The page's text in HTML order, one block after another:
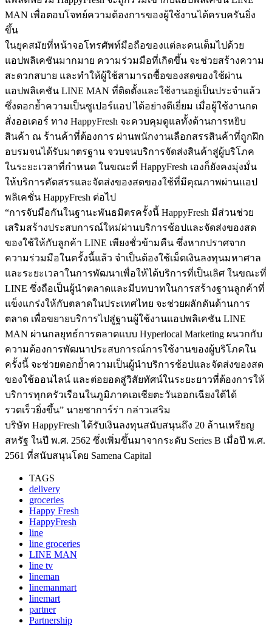
MAN เพื่อตอบโจทย์ความต้องการของผู้ใช้งานได้ครบครันยิ่ง
ขึ้น
ในยุคสมัยที่หน้าจอโทรศัพท์มือถือของแต่ละคนเต็มไปด้วย
แอปพลิเคชันมากมาย ความร่วมมือที่เกิดขึ้น จะช่วยสร้างความ
สะดวกสบาย และทำให้ผู้ใช้สามารถซื้อของสดของใช้ผ่าน
แอปพลิเคชัน LINE MAN ที่ติดตั้งและใช้งานอยู่เป็นประจำแล้ว
ซึ่งตอกย้ำความเป็นซูเปอร์แอป ได้อย่างดีเยี่ยม เมื่อผู้ใช้งานกด
สั่งออเดอร์ ทาง HappyFresh จะควบคุมดูแลทั้งด้านการหยิบ
สินค้า ณ ร้านค้าที่ต้องการ ผ่านพนักงานเลือกสรรสินค้าที่ถูกฝึก
อบรมจนได้รับมาตรฐาน จวบจนบริการจัดส่งสินค้าสู่ผู้บริโภค
ในระยะเวลาที่กำหนด ในขณะที่ HappyFresh เองก็ยังคงมุ่งมั่น
ให้บริการคัดสรรและจัดส่งของสดของใช้ที่มีคุณภาพผ่านแอป
พลิเคชั่น HappyFresh ต่อไป
“การจับมือกันในฐานะพันธมิตรครั้งนี้ HappyFresh มีส่วนช่วย
เสริมสร้างประสบการณ์ใหม่ผ่านบริการช้อปและจัดส่งของสด
ของใช้ให้กับลูกค้า LINE เพียงชั่วข้ามคืน ซึ่งหากปราศจาก
ความร่วมมือในครั้งนี้แล้ว จำเป็นต้องใช้เม็ดเงินลงทุนมหาศาล
และระยะเวลาในการพัฒนาเพื่อให้ได้บริการที่เป็นเลิศ ในขณะที่
LINE ซึ่งถือเป็นผู้นำตลาดและมีบทบาทในการสร้างฐานลูกค้าที่
แข็งแกร่งให้กับตลาดในประเทศไทย จะช่วยผลักดันด้านการ
ตลาด เพื่อขยายบริการไปสู่ฐานผู้ใช้งานแอปพลิเคชัน LINE
MAN ผ่านกลยุทธ์การตลาดแบบ Hyperlocal Marketing ผนวกกับ
ความต้องการพัฒนาประสบการณ์การใช้งานของผู้บริโภคใน
ครั้งนี้ จะช่วยตอกย้ำความเป็นผู้นำบริการช้อปและจัดส่งของสด
ของใช้ออนไลน์ และต่อยอดสู่วิสัยทัศน์ในระยะยาวที่ต้องการให้
บริการทุกครัวเรือนในภูมิภาคเอเชียตะวันออกเฉียงใต้ได้
รวดเร็วยิ่งขึ้น” นายซาการ์ร่า กล่าวเสริม
บริษัท HappyFresh ได้รับเงินลงทุนสนับสนุนถึง 20 ล้านเหรียญ
สหรัฐ ในปี พ.ศ. 2562 ซึ่งเพิ่มขึ้นมาจากระดับ Series B เมื่อปี พ.ศ.
2561 ที่สนับสนุนโดย Samena Capital
TAGS
delivery
groceries
Happy Fresh
HappyFresh
line
line groceries
LINE MAN
line tv
lineman
linemanmart
linemart
partner
Partnership